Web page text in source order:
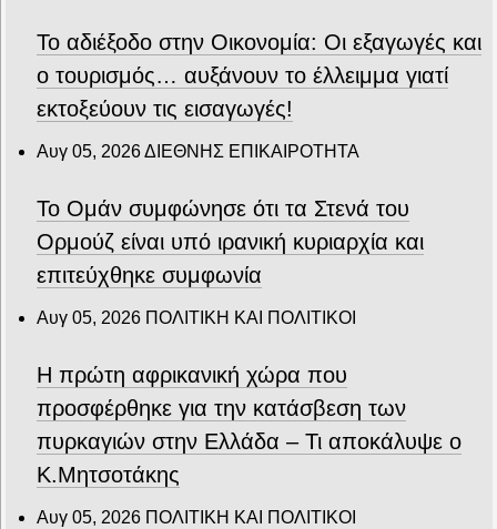
Το αδιέξοδο στην Οικονομία: Οι εξαγωγές και
ο τουρισμός… αυξάνουν το έλλειμμα γιατί
εκτοξεύουν τις εισαγωγές!
Αυγ 05, 2026ΔΙΕΘΝΗΣ ΕΠΙΚΑΙΡΟΤΗΤΑ
Το Ομάν συμφώνησε ότι τα Στενά του
Ορμούζ είναι υπό ιρανική κυριαρχία και
επιτεύχθηκε συμφωνία
Αυγ 05, 2026 ΠΟΛΙΤΙΚΗ ΚΑΙ ΠΟΛΙΤΙΚΟΙ
Η πρώτη αφρικανική χώρα που
προσφέρθηκε για την κατάσβεση των
πυρκαγιών στην Ελλάδα – Τι αποκάλυψε ο
Κ.Μητσοτάκης
Αυγ 05, 2026 ΠΟΛΙΤΙΚΗ ΚΑΙ ΠΟΛΙΤΙΚΟΙ